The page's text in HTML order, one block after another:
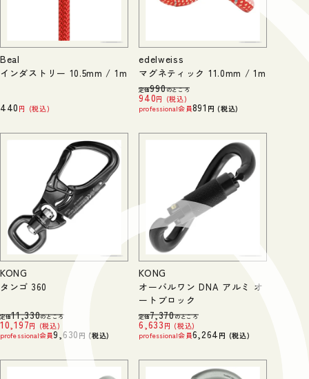
Beal
インダストリー 10.5mm / 1m
440 税込
edelweiss
マグネティック 11.0mm / 1m
定価990のところ
940
税込
professional会員891 税込
KONG
タンゴ 360
定価11,330のところ
10,197
税込
professional会員9,630 税込
KONG
オーバルワン DNA アルミ オ
ートブロック
定価7,370のところ
6,633
税込
professional会員6,264 税込